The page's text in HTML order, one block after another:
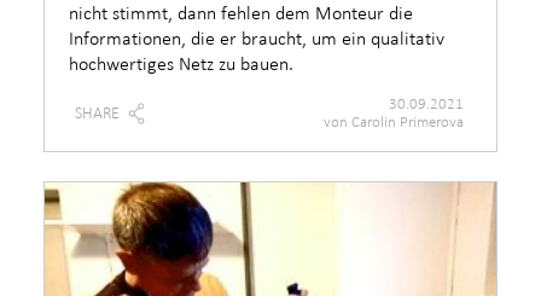
nicht stimmt, dann fehlen dem Monteur die
Informationen, die er braucht, um ein qualitativ
hochwertiges Netz zu bauen.
SHARE
30.09.2021
von Carolin Primerova